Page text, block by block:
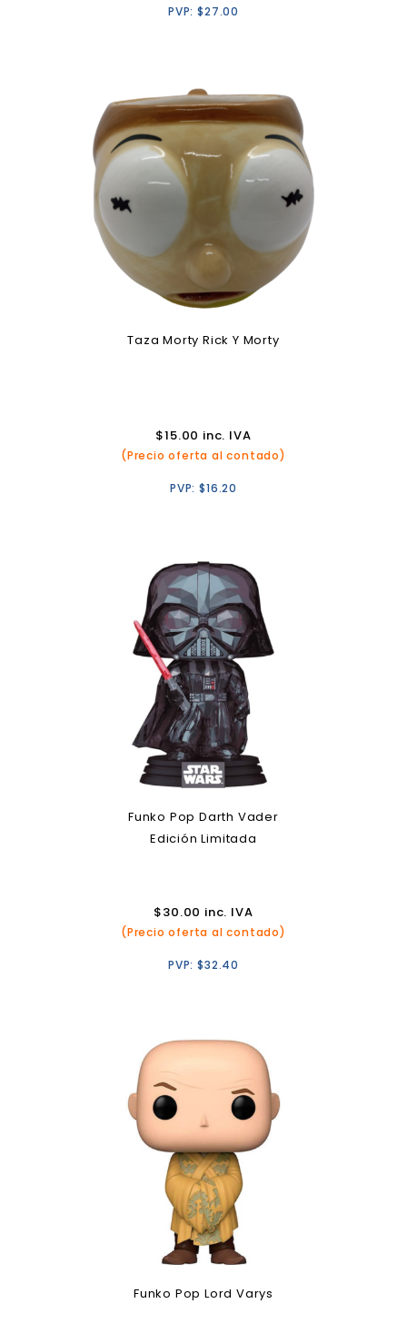
PVP:$27.00
Taza Morty Rick Y Morty
$15.00 inc. IVA
(Precio oferta al contado)
PVP:$16.20
Funko Pop Darth Vader
Edición Limitada
$30.00 inc. IVA
(Precio oferta al contado)
PVP:$32.40
Funko Pop Lord Varys